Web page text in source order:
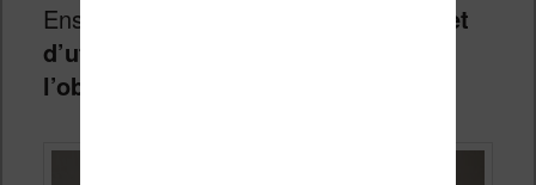
Ensuite,
il y a un éclairage qui permet
d’utiliser cette machine dans
l’obscurité